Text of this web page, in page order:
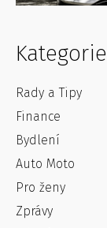
Kategorie
Rady a Tipy
Finance
Bydlení
Auto Moto
Pro ženy
Zprávy